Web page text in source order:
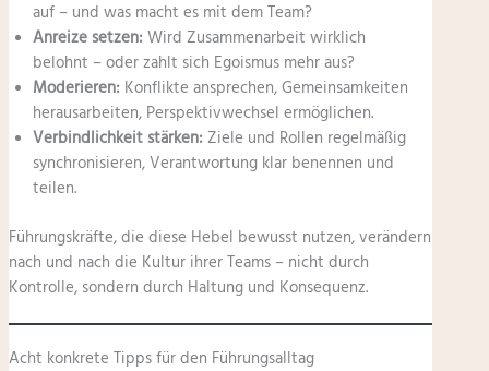
auf – und was macht es mit dem Team?
Anreize setzen: Wird Zusammenarbeit wirklich
belohnt – oder zahlt sich Egoismus mehr aus?
Moderieren: Konflikte ansprechen, Gemeinsamkeiten
herausarbeiten, Perspektivwechsel ermöglichen.
Verbindlichkeit stärken: Ziele und Rollen regelmäßig
synchronisieren, Verantwortung klar benennen und
teilen.
Führungskräfte, die diese Hebel bewusst nutzen, verändern
nach und nach die Kultur ihrer Teams – nicht durch
Kontrolle, sondern durch Haltung und Konsequenz.
Acht konkrete Tipps für den Führungsalltag